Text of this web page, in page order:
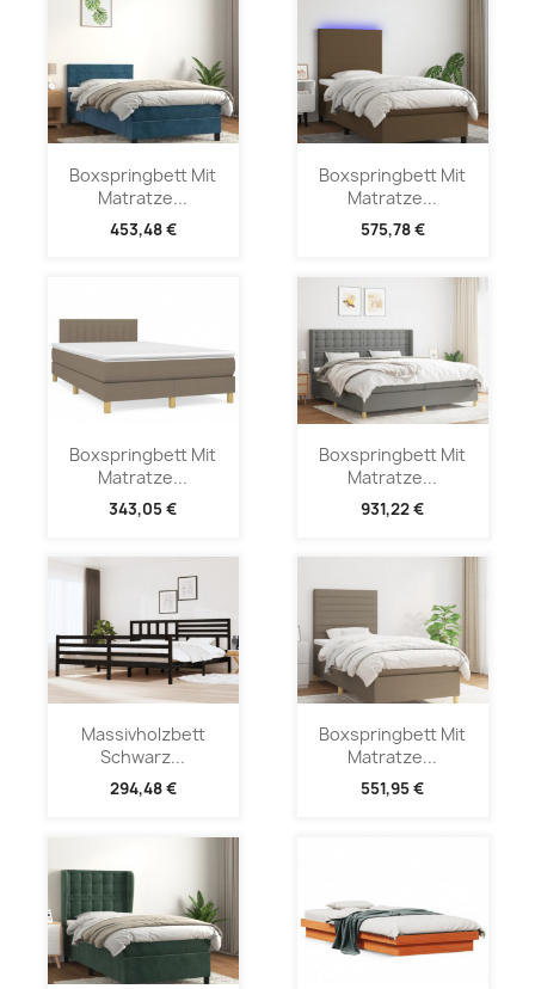
Boxspringbett Mit
Matratze...
453,48 €
Boxspringbett Mit
Matratze...
575,78 €
Boxspringbett Mit
Matratze...
343,05 €
Boxspringbett Mit
Matratze...
931,22 €
Massivholzbett
Schwarz...
294,48 €
Boxspringbett Mit
Matratze...
551,95 €